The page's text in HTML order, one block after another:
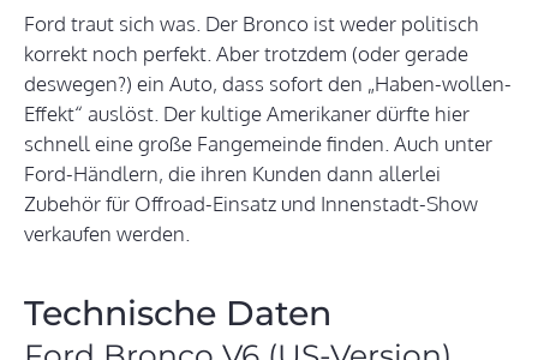
Ford traut sich was. Der Bronco ist weder politisch
korrekt noch perfekt. Aber trotzdem (oder gerade
deswegen?) ein Auto, dass sofort den „Haben-wollen-
Effekt“ auslöst. Der kultige Amerikaner dürfte hier
schnell eine große Fangemeinde finden. Auch unter
Ford-Händlern, die ihren Kunden dann allerlei
Zubehör für Offroad-Einsatz und Innenstadt-Show
verkaufen werden.
Technische Daten